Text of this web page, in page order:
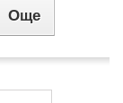
Още